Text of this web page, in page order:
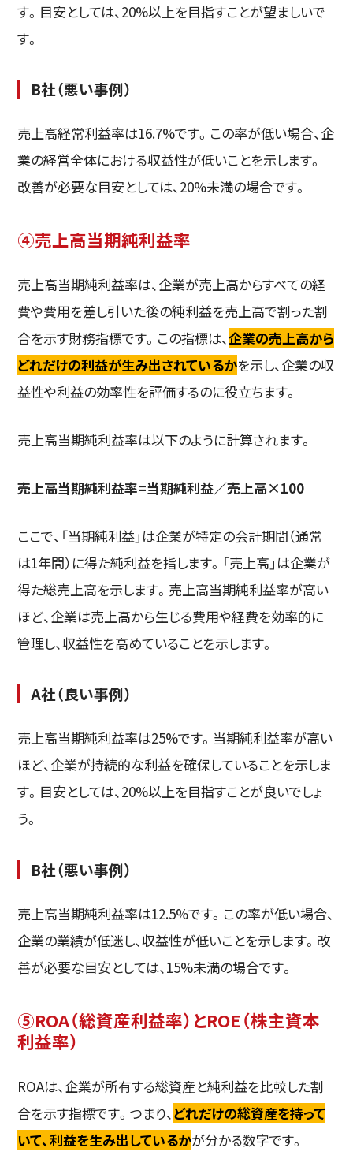
す。目安としては、20%以上を目指すことが望ましいで
す。
B社（悪い事例）
売上高経常利益率は16.7%です。この率が低い場合、企
業の経営全体における収益性が低いことを示します。
改善が必要な目安としては、20%未満の場合です。
④売上高当期純利益率
売上高当期純利益率は、企業が売上高からすべての経
費や費用を差し引いた後の純利益を売上高で割った割
合を示す財務指標です。この指標は、企業の売上高から
どれだけの利益が生み出されているかを示し、企業の収
益性や利益の効率性を評価するのに役立ちます。
売上高当期純利益率は以下のように計算されます。
売上高当期純利益率=当期純利益／売上高×100
ここで、「当期純利益」は企業が特定の会計期間（通常
は1年間）に得た純利益を指します。「売上高」は企業が
得た総売上高を示します。売上高当期純利益率が高い
ほど、企業は売上高から生じる費用や経費を効率的に
管理し、収益性を高めていることを示します。
A社（良い事例）
売上高当期純利益率は25%です。当期純利益率が高い
ほど、企業が持続的な利益を確保していることを示しま
す。目安としては、20%以上を目指すことが良いでしょ
う。
B社（悪い事例）
売上高当期純利益率は12.5%です。この率が低い場合、
企業の業績が低迷し、収益性が低いことを示します。改
善が必要な目安としては、15%未満の場合です。
⑤ROA（総資産利益率）とROE（株主資本
利益率）
ROAは、企業が所有する総資産と純利益を比較した割
合を示す指標です。つまり、 どれだけの総資産を持って
いて、利益を生み出しているかが分かる数字です。